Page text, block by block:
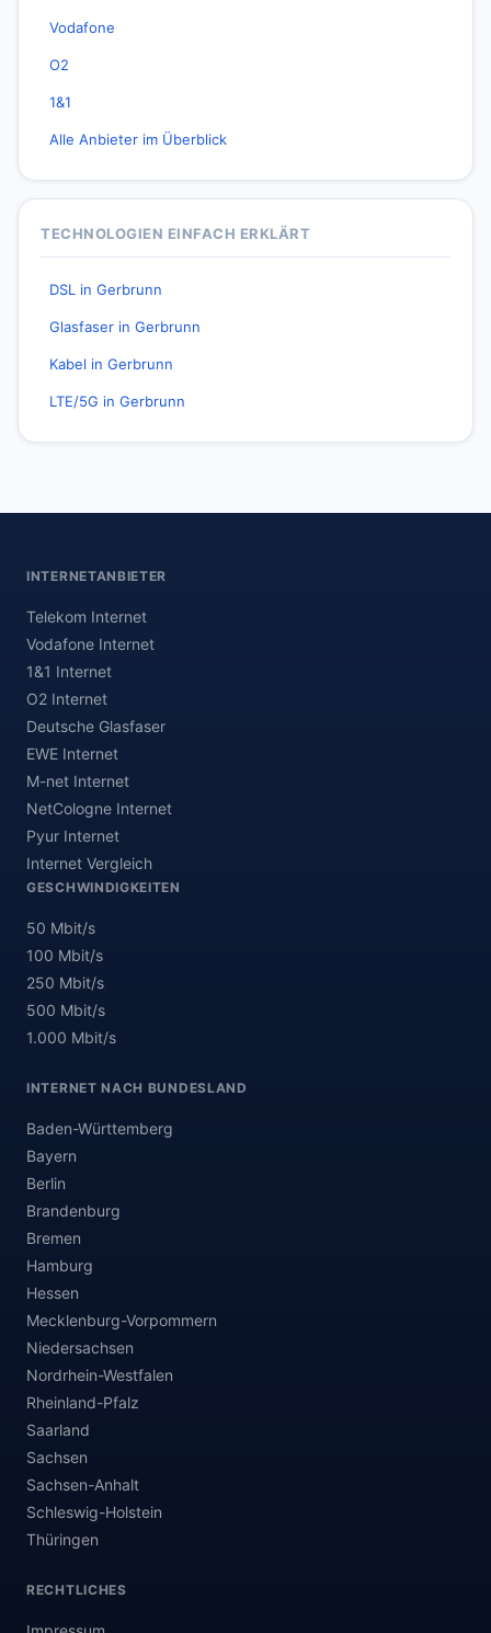
Vodafone
O2
1&1
Alle Anbieter im Überblick
TECHNOLOGIEN EINFACH ERKLÄRT
DSL in Gerbrunn
Glasfaser in Gerbrunn
Kabel in Gerbrunn
LTE/5G in Gerbrunn
INTERNETANBIETER
Telekom Internet
Vodafone Internet
1&1 Internet
O2 Internet
Deutsche Glasfaser
EWE Internet
M-net Internet
NetCologne Internet
Pyur Internet
Internet Vergleich
GESCHWINDIGKEITEN
50 Mbit/s
100 Mbit/s
250 Mbit/s
500 Mbit/s
1.000 Mbit/s
INTERNET NACH BUNDESLAND
Baden-Württemberg
Bayern
Berlin
Brandenburg
Bremen
Hamburg
Hessen
Mecklenburg-Vorpommern
Niedersachsen
Nordrhein-Westfalen
Rheinland-Pfalz
Saarland
Sachsen
Sachsen-Anhalt
Schleswig-Holstein
Thüringen
RECHTLICHES